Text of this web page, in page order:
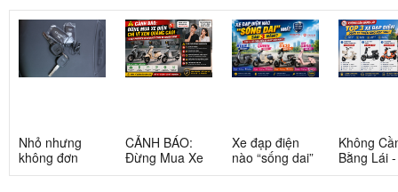
Nhỏ nhưng
không đơn
giản: Sự thật
CẢNH BÁO:
Đừng Mua Xe
Điện Chỉ Vì
Xe đạp điện
nào “sống dai”
nhất sau 5
Không
Bằng Lái
3 Xe Đạp